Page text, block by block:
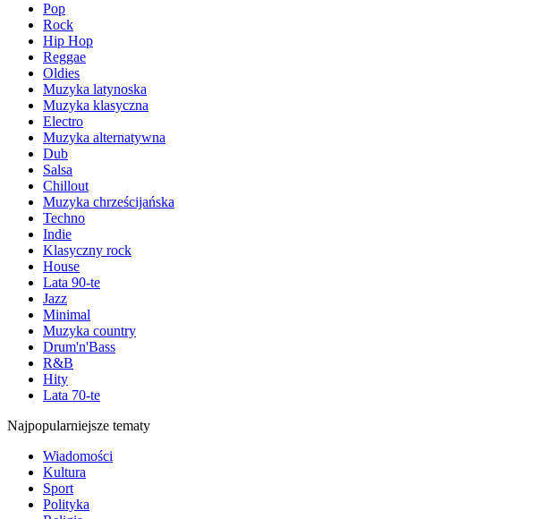
Pop
Rock
Hip Hop
Reggae
Oldies
Muzyka latynoska
Muzyka klasyczna
Electro
Muzyka alternatywna
Dub
Salsa
Chillout
Muzyka chrześcijańska
Techno
Indie
Klasyczny rock
House
Lata 90-te
Jazz
Minimal
Muzyka country
Drum'n'Bass
R&B
Hity
Lata 70-te
Najpopularniejsze tematy
Wiadomości
Kultura
Sport
Polityka